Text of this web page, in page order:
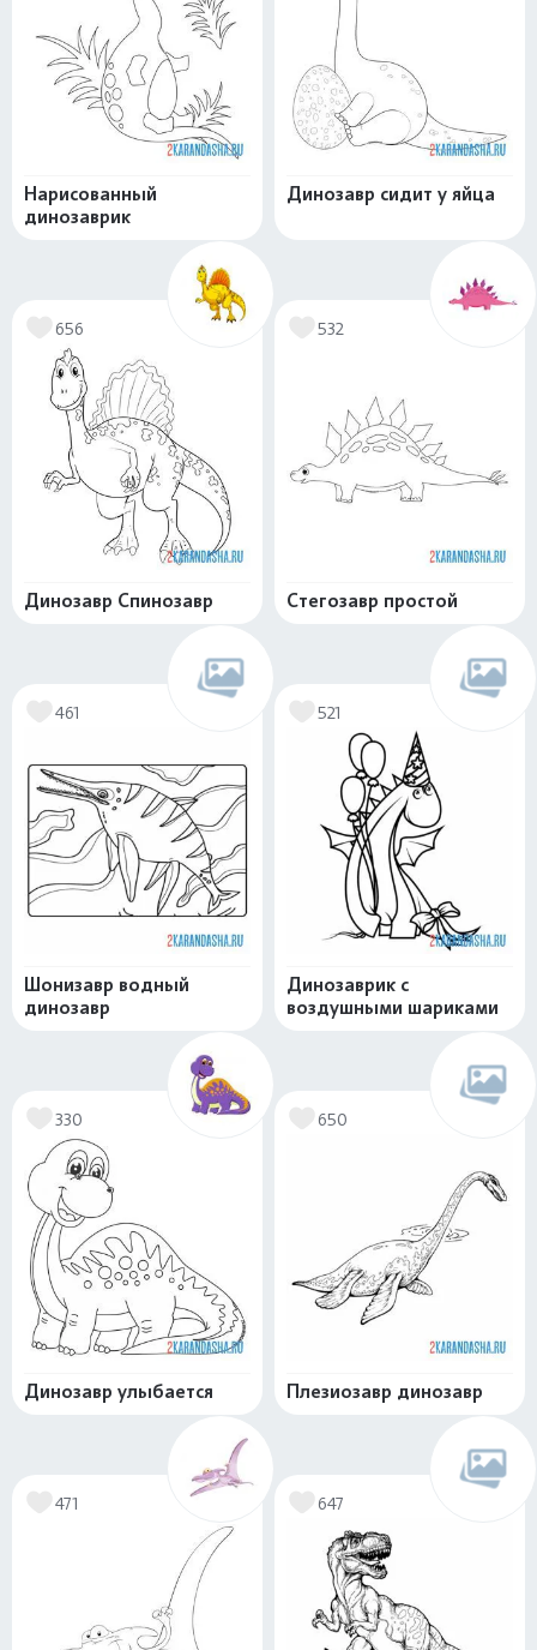
Нарисованный
динозаврик
Динозавр сидит у яйца
656
Динозавр Спинозавр
532
Стегозавр простой
461
Шонизавр водный
динозавр
521
Динозаврик с
воздушными шариками
330
Динозавр улыбается
650
Плезиозавр динозавр
471 647